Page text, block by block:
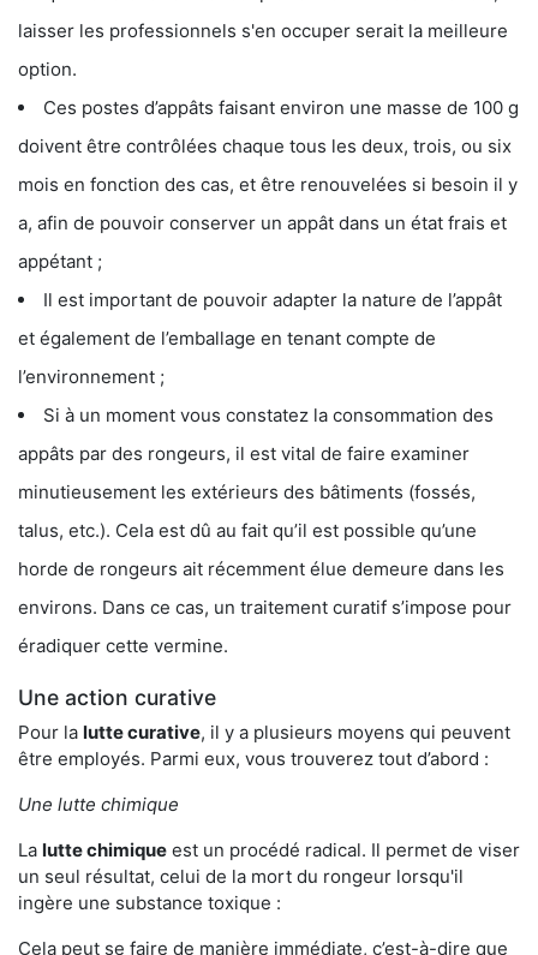
laisser les professionnels s'en occuper serait la meilleure
option.
Ces postes d’appâts faisant environ une masse de 100 g
doivent être contrôlées chaque tous les deux, trois, ou six
mois en fonction des cas, et être renouvelées si besoin il y
a, afin de pouvoir conserver un appât dans un état frais et
appétant ;
Il est important de pouvoir adapter la nature de l’appât
et également de l’emballage en tenant compte de
l’environnement ;
Si à un moment vous constatez la consommation des
appâts par des rongeurs, il est vital de faire examiner
minutieusement les extérieurs des bâtiments (fossés,
talus, etc.). Cela est dû au fait qu’il est possible qu’une
horde de rongeurs ait récemment élue demeure dans les
environs. Dans ce cas, un traitement curatif s’impose pour
éradiquer cette vermine.
Une action curative
Pour la lutte curative, il y a plusieurs moyens qui peuvent
être employés. Parmi eux, vous trouverez tout d’abord :
Une lutte chimique
La lutte chimique est un procédé radical. Il permet de viser
un seul résultat, celui de la mort du rongeur lorsqu'il
ingère une substance toxique :
Cela peut se faire de manière immédiate, c’est-à-dire que